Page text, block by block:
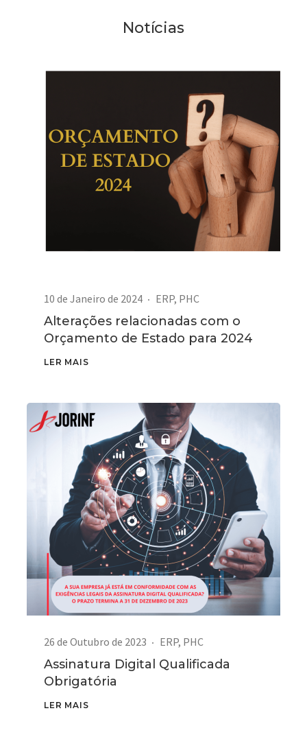
Notícias
10 de Janeiro de 2024 ERP, PHC
Alterações relacionadas com o
Orçamento de Estado para 2024
LER MAIS
26 de Outubro de 2023 ERP, PHC
Assinatura Digital Qualificada
Obrigatória
LER MAIS